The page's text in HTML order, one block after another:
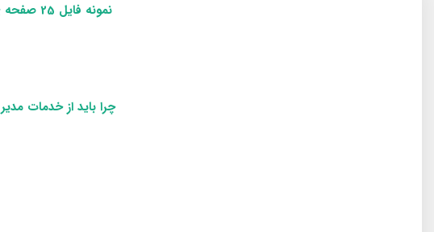
نمونه فایل 25 صفحه ی نخست از این اثر ارزشمند را از این‌جا رایگان دانلود و مطالعه کنید
چرا باید از خدمات